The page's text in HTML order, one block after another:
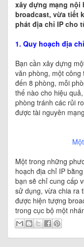
xây dựng mạng nội
broadcast, vừa tiết
phát địa chỉ IP cho
1. Quy hoạch địa
Bạn cần xây dựng
văn phòng, một
đến 8 phòng, mỗi
thế nào cho hiệu
phòng tránh các rủi
được tài nguyên
Một trong những
hoạch địa chỉ IP
bạn sẽ chỉ cung cấp
sử dụng, vừa chia ra
được hiện tượng
trong cục bộ một